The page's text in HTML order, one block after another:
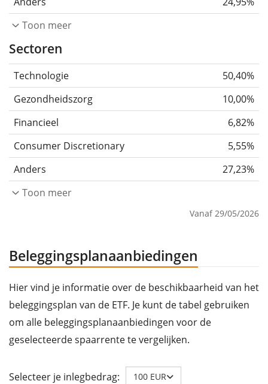
Toon meer
Sectoren
Technologie
50,40%
Gezondheidszorg
10,00%
Financieel
6,82%
Consumer Discretionary
5,55%
Anders
27,23%
Toon meer
Vanaf 29/05/2026
Beleggingsplanaanbiedingen
Hier vind je informatie over de beschikbaarheid van het
beleggingsplan van de ETF. Je kunt de tabel gebruiken
om alle beleggingsplanaanbiedingen voor de
geselecteerde spaarrente te vergelijken.
Selecteer je inlegbedrag: 100 EUR